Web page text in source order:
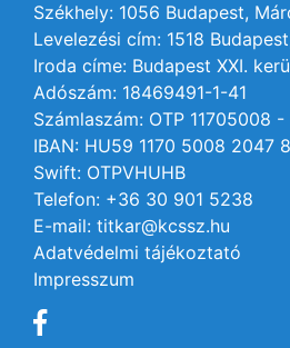
Székhely: 1056 Budapest,
Levelezési cím: 1518
Iroda címe: Budapest XXI.
Adószám: 18469491-1-41
Számlaszám: OTP 11705008
IBAN: HU59 1170 5008 2047
Swift: OTPVHUHB
Telefon: +36 30 901 5238
E-mail: titkar@kcssz.hu
Adatvédelmi tájékoztató
Impresszum